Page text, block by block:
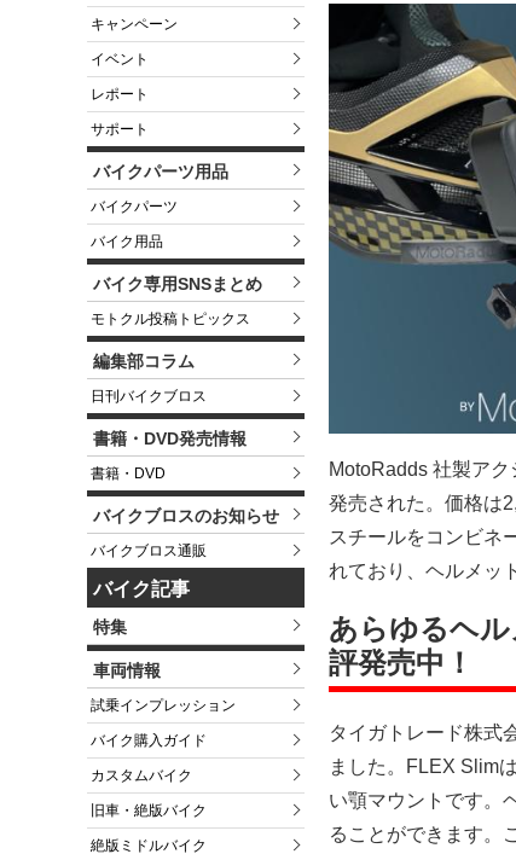
キャンペーン
イベント
レポート
サポート
バイクパーツ用品
バイクパーツ
バイク用品
バイク専用SNSまとめ
モトクル投稿トピックス
編集部コラム
日刊バイクブロス
書籍・DVD発売情報
書籍・DVD
バイクブロスのお知らせ
バイクブロス通販
バイク記事
特集
車両情報
試乗インプレッション
バイク購入ガイド
カスタムバイク
旧車・絶版バイク
絶版ミドルバイク
MotoRadds 社製ア
発売された。価格は
スチールをコンビネ
れており、ヘルメッ
あらゆるヘ
評発売中！
タイガトレード株式
ました。FLEX Slim
い顎マウントです。
ることができます。